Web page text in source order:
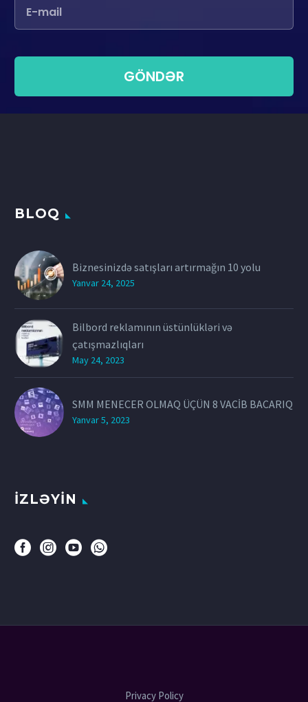
BLOQ
Biznesinizdə satışları artırmağın 10 yolu
Yanvar 24, 2025
Bilbord reklamının üstünlükləri və
çatışmazlıqları
May 24, 2023
SMM MENECER OLMAQ ÜÇÜN 8 VACİB BACARIQ
Yanvar 5, 2023
İZLƏYİN
Privacy Policy